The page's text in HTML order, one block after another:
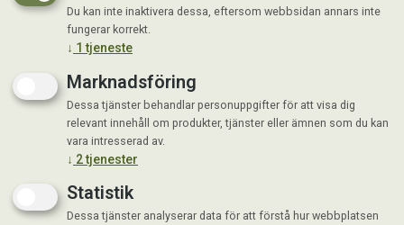
Du kan inte inaktivera dessa, eftersom webbsidan annars inte
fungerar korrekt.
↓ 1 tjeneste
Marknadsföring
Dessa tjänster behandlar personuppgifter för att visa dig
relevant innehåll om produkter, tjänster eller ämnen som du kan
vara intresserad av.
↓ 2tjenester
Statistik
Dessa tjänster analyserar data för att förstå hur webbplatsen